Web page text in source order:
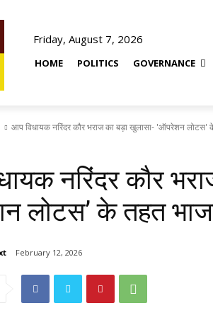
Friday, August 7, 2026
HOME POLITICS GOVERNANCE
आप विधायक नरिंदर कौर भराज का बड़ा खुलासा- 'ऑपरेशन लोटस'
नरिंदर कौर
लोटस’ के तहत
February 12, 2026